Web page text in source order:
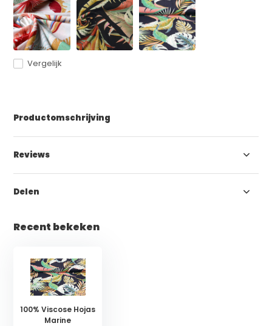
Vergelijk
Productomschrijving
Reviews
Delen
Recent bekeken
100% Viscose Hojas
Marine